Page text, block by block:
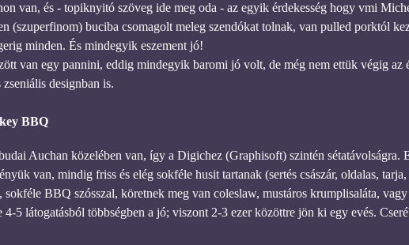
van, és - topiknyitó szöveg ide meg oda - az egyik érdekesség hogy vmi
(szuperfinom) buciba csomagolt meleg szendókat tolnak, van pulled porktól
minden. És mindegyik eszement jó!
van egy pannini, eddig mindegyik baromi jó volt, de még nem ettük végig az
designban is.
BBQ
Auchan közelében van, így a Digichez (Graphisoft) szintén sétatávolságra.
van, mindig friss és elég sokféle husit tartanak (sertés császár, oldalas,
sokféle BBQ szósszal, köretnek meg van coleslaw, mustáros krumplisaláta,
4-5 látogatásból többségben a jó; viszont 2-3 ezer közöttre jön ki egy evés.